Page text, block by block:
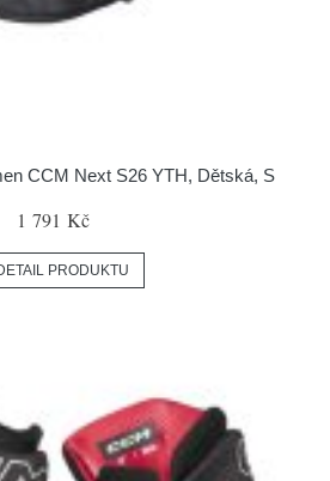
CCM Next S26 YTH, Dětská, S
1 791 Kč
PRODUKTU